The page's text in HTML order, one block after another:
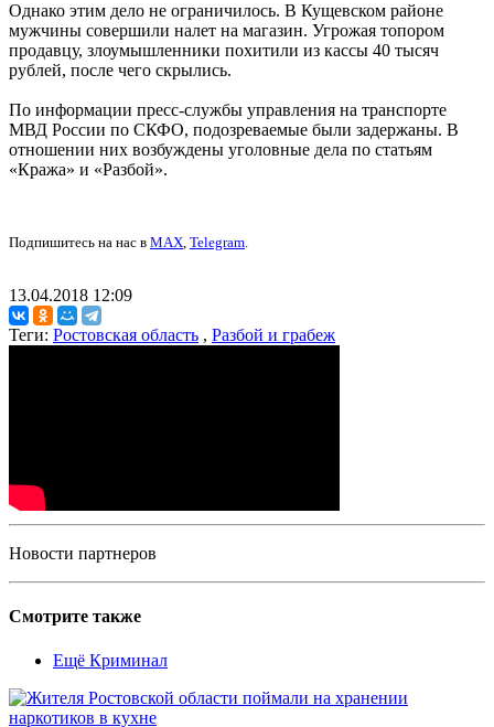
Однако этим дело не ограничилось. В Кущевском районе
мужчины совершили налет на магазин. Угрожая топором
продавцу, злоумышленники похитили из кассы 40 тысяч
рублей, после чего скрылись.
По информации пресс-службы управления на транспорте
МВД России по СКФО, подозреваемые были задержаны. В
отношении них возбуждены уголовные дела по статьям
«Кража» и «Разбой».
Подпишитесь на нас в MAX, Telegram.
13.04.2018 12:09
Теги: Ростовская область , Разбой и грабеж
Новости партнеров
Смотрите также
Ещё Криминал